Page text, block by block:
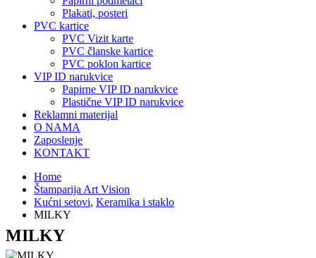
Plakati, posteri
PVC kartice
PVC Vizit karte
PVC članske kartice
PVC poklon kartice
VIP ID narukvice
Papirne VIP ID narukvice
Plastične VIP ID narukvice
Reklamni materijal
O NAMA
Zaposlenje
KONTAKT
Home
Štamparija Art Vision
Kućni setovi, Keramika i staklo
MILKY
MILKY